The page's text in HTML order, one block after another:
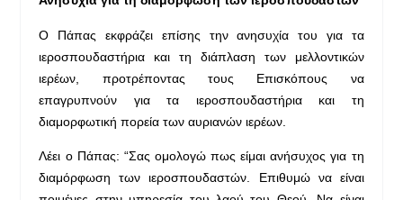
Ο Πάπας εκφράζει επίσης την ανησυχία του για τα
ιεροσπουδαστήρια και τη διάπλαση των μελλοντικών
ιερέων, προτρέποντας τους Επισκόπους να
επαγρυπνούν για τα ιεροσπουδαστήρια και τη
διαμορφωτική πορεία των αυριανών ιερέων.
Λέει ο Πάπας: “Σας ομολογώ πως είμαι ανήσυχος για τη
διαμόρφωση των ιεροσπουδαστών. Επιθυμώ να είναι